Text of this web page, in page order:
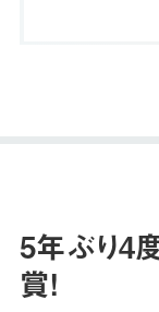
5年ぶり4
賞！